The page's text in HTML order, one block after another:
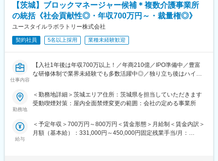
■キャリアパス：
・社員→店長→アシスタントマネージャー（エリア担当：5・6店
※1年でアシスタントマネージャー、1~2年でマネージャーに上が
った事例もございます。
■魅力：
・店舗を運営する事は全ての仕事の原点となります。現場を知
とが出来ます。
・その他：ジョブローテーション制度があり、「商品開発」「マ
しても広がりがございます。
※店長（店舗責任者）の後、商品企画やその他部署へ異動された方
【茨城】ブロックマネージャー候補＊複数介護事業所
の統括《社会貢献性◎・年収700万円～・裁量権◎》
ユースタイルラボラトリー株式会社
契約社員 5名以上採用 業種未経験歓迎
仕事内容
【入社1年後は年収700万以上！／年商210億／IPO準備中／豊富
な研修体制で業界未経験でも多数活躍中◎／独り立ち後はハイブ
重度障害のある方や高齢者の方等に医療的ケアサービスを行う訪
問介護事業を提供する当社にて、複数の都道府県を束ねたブロッ
ジャー候補を募集します。
★下記インタビューをぜひご覧ください！
勤務地
＜勤務地詳細＞茨城エリア住所：茨城県を担当していただきます
受動喫煙対策：屋内全面禁煙変更の範囲：会社の定める事業所
給与
＜予定年収＞700万円～800万円＜賃金形態＞月給制＜賃金内訳＞
月額（基本給）：331,000円～450,000円固定残業手当/月：